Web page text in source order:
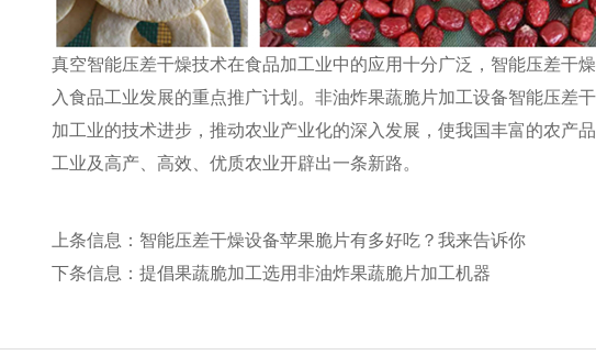
真空智能压差干燥技术在食品加工业中的应用十分广泛，智能压差干
入食品工业发展的重点推广计划。非油炸果蔬脆片加工设备智能压差
加工业的技术进步，推动农业产业化的深入发展，使我国丰富的农产
工业及高产、高效、优质农业开辟出一条新路。
上条信息： 智能压差干燥设备苹果脆片有多好吃？我来告诉你
下条信息： 提倡果蔬脆加工选用非油炸果蔬脆片加工机器